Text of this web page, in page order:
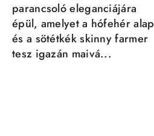
parancsoló eleganciájára
épül, amelyet a hófehér alap
és a sötétkék skinny farmer
tesz igazán maivá...